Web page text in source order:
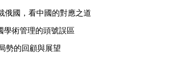
俄國，看中國的對應之道
學術管理的頭號誤區
勢的回顧與展望